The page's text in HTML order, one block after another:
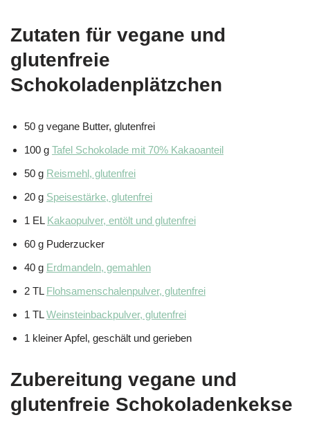
Zutaten für vegane und
glutenfreie
Schokoladenplätzchen
50 g vegane Butter, glutenfrei
100 g Tafel Schokolade mit 70% Kakaoanteil
50 g Reismehl, glutenfrei
20 g Speisestärke, glutenfrei
1 EL Kakaopulver, entölt und glutenfrei
60 g Puderzucker
40 g Erdmandeln, gemahlen
2 TL Flohsamenschalenpulver, glutenfrei
1 TLWeinsteinbackpulver, glutenfrei
1 kleiner Apfel, geschält und gerieben
Zubereitung vegane und
glutenfreie Schokoladenkekse